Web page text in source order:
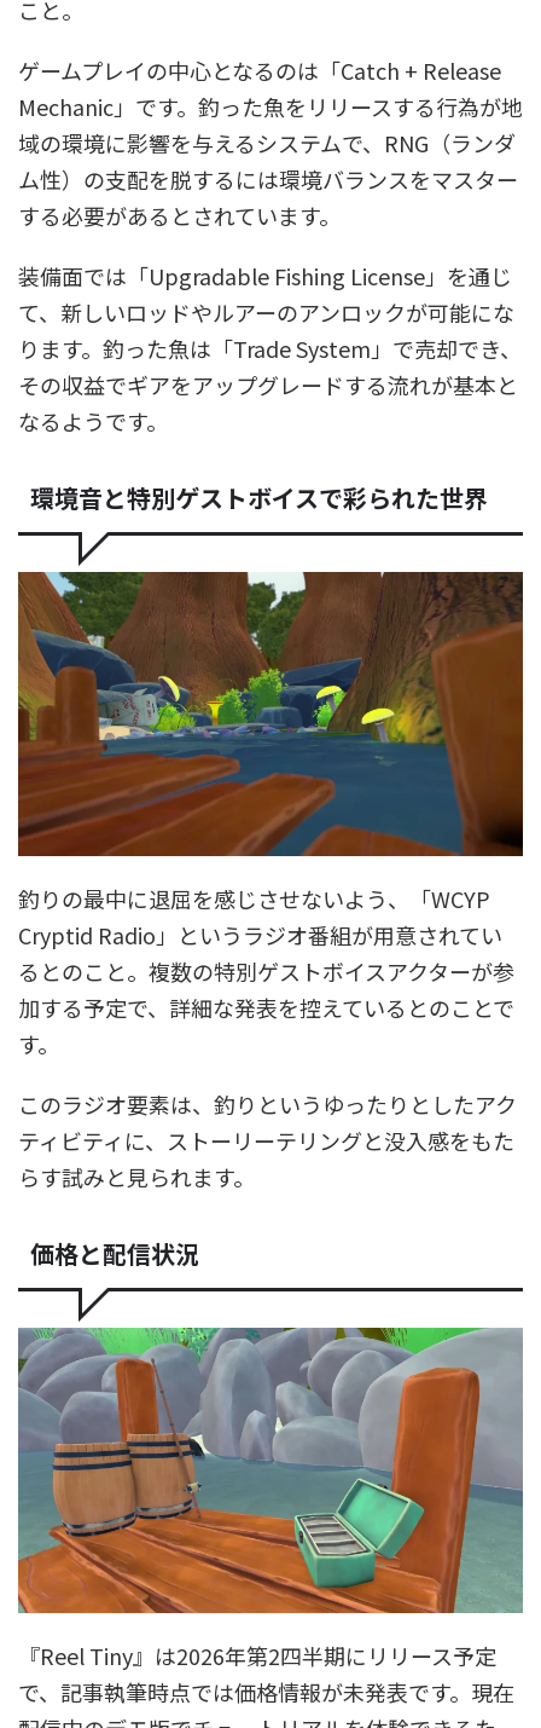
こと。
ゲームプレイの中心となるのは「Catch + Release
Mechanic」です。釣った魚をリリースする行為が地
域の環境に影響を与えるシステムで、RNG（ランダ
ム性）の支配を脱するには環境バランスをマスター
する必要があるとされています。
装備面では「Upgradable Fishing License」を通じ
て、新しいロッドやルアーのアンロックが可能にな
ります。釣った魚は「Trade System」で売却でき、
その収益でギアをアップグレードする流れが基本と
なるようです。
環境音と特別ゲストボイスで彩られた世界
釣りの最中に退屈を感じさせないよう、「WCYP
Cryptid Radio」というラジオ番組が用意されてい
るとのこと。複数の特別ゲストボイスアクターが参
加する予定で、詳細な発表を控えているとのことで
す。
このラジオ要素は、釣りというゆったりとしたアク
ティビティに、ストーリーテリングと没入感をもた
らす試みと見られます。
価格と配信状況
『Reel Tiny』は2026年第2四半期にリリース予定
で、記事執筆時点では価格情報が未発表です。現在